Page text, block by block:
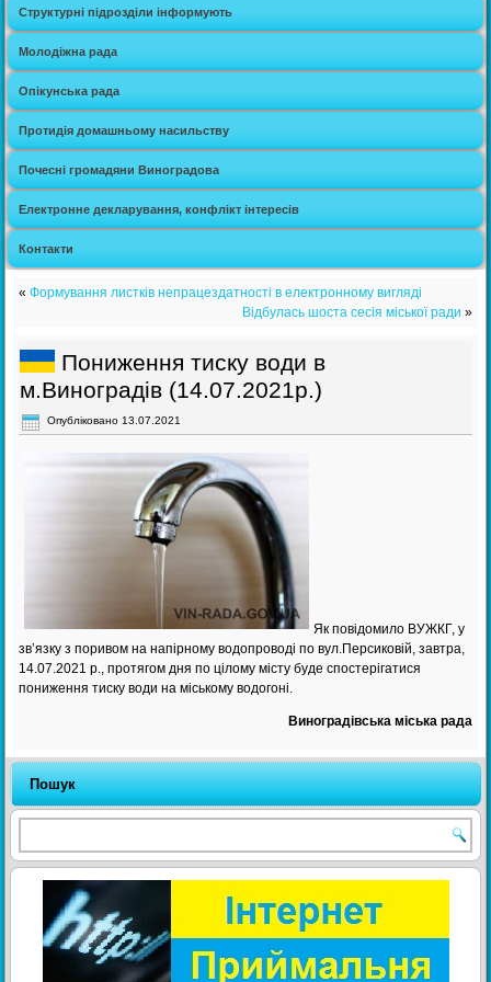
Структурні підрозділи інформують
Молодіжна рада
Опікунська рада
Протидія домашньому насильству
Почесні громадяни Виноградова
Електронне декларування, конфлікт інтересів
Контакти
«Формування листків непрацездатності в електронному вигляді
Відбулась шоста сесія міської ради »
Пониження тиску води в
м.Виноградів (14.07.2021р.)
Опубліковано 13.07.2021
Як повідомило ВУЖКГ, у
зв’язку з поривом на напірному водопроводі по вул.Персиковій, завтра,
14.07.2021 р., протягом дня по цілому місту буде спостерігатися
пониження тиску води на міському водогоні.
Виноградівська міська рада
Пошук